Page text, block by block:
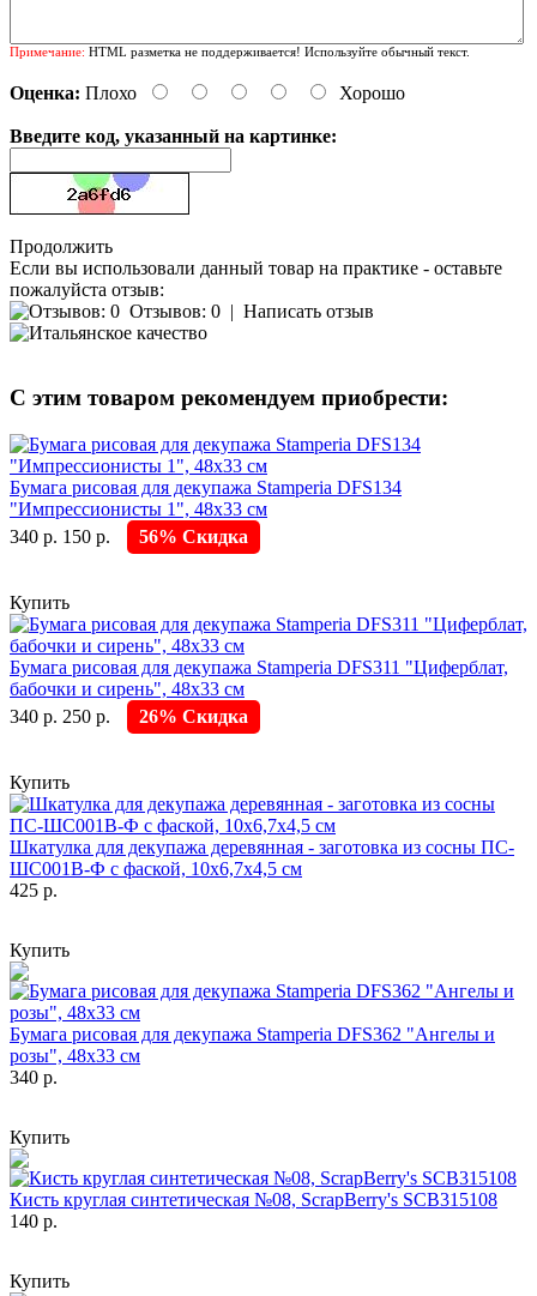
Примечание: HTML разметка не поддерживается! Используйте обычный текст.
Оценка: Плохо Хорошо
Введите код, указанный на картинке:
Продолжить
Если вы использовали данный товар на практике - оставьте
пожалуйста отзыв:
Отзывов: 0 | Написать отзыв
С этим товаром рекомендуем приобрести:
Бумага рисовая для декупажа Stamperia DFS134
"Импрессионисты 1", 48х33 см
340 р. 150 р. 56% Скидка
Купить
Бумага рисовая для декупажа Stamperia DFS311 "Циферблат,
бабочки и сирень", 48х33 см
340 р. 250 р. 26% Скидка
Купить
Шкатулка для декупажа деревянная - заготовка из сосны ПС-
ШС001В-Ф с фаской, 10х6,7х4,5 см
425 р.
Купить
Бумага рисовая для декупажа Stamperia DFS362 "Ангелы и
розы", 48х33 см
340 р.
Купить
Кисть круглая синтетическая №08, ScrapBerry's SCB315108
140 р.
Купить